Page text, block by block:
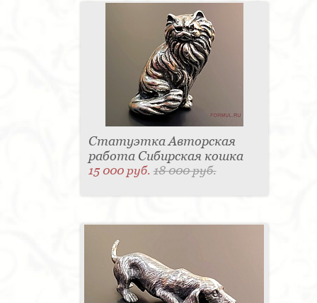
Статуэтка Авторская
работа Сибирская кошка
15 000 руб.18 000 руб.